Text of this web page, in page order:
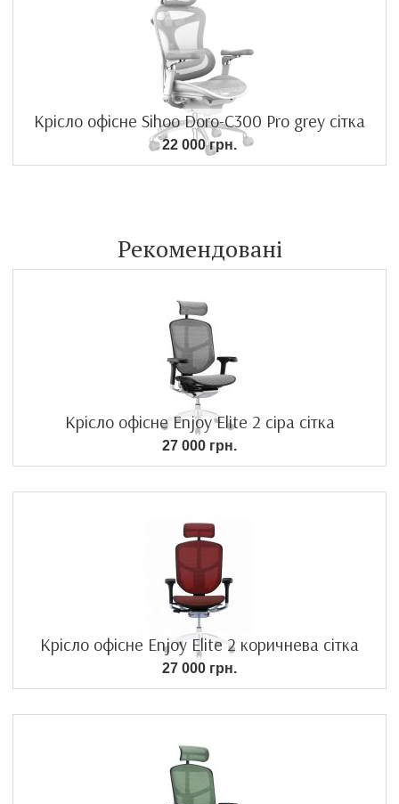
Крісло офісне Sihoo Doro-C300 Pro grey сітка
22 000 грн.
Рекомендовані
Крісло офісне Enjoy Elite 2 сіра сітка
27 000 грн.
Крісло офісне Enjoy Elite 2 коричнева сітка
27 000 грн.